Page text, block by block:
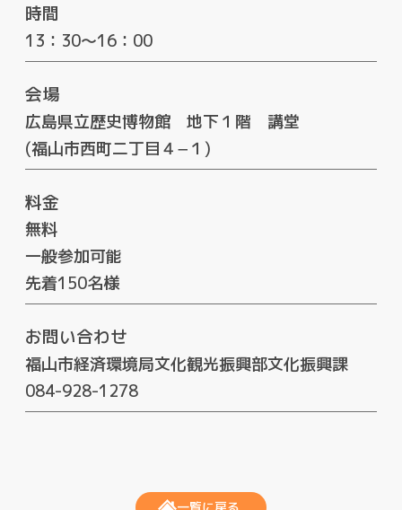
時間
13：30～16：00
会場
広島県立歴史博物館 地下１階 講堂
(福山市西町二丁目４−１)
料金
無料
一般参加可能
先着150名様
お問い合わせ
福山市経済環境局文化観光振興部文化振興課
084-928-1278